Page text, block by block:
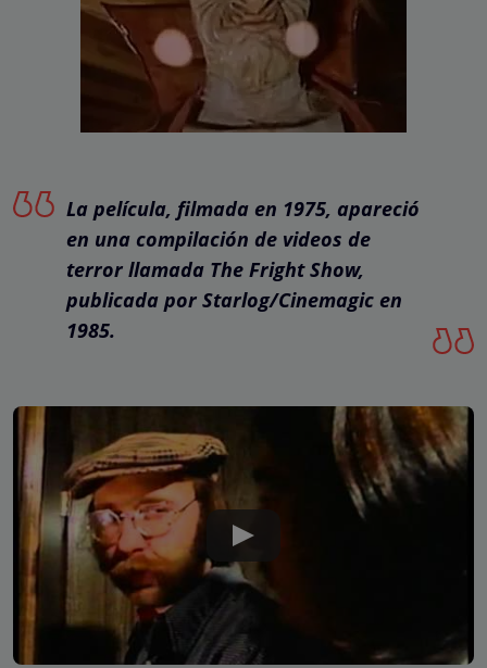
La película, filmada en 1975, apareció
en una compilación de videos de
terror llamada The Fright Show,
publicada por Starlog/Cinemagic en
1985.